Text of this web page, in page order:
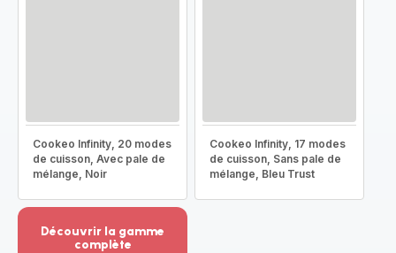
Cookeo Infinity, 20 modes
de cuisson, Avec pale de
mélange, Noir
Cookeo Infinity, 17 modes
de cuisson, Sans pale de
mélange, Bleu Trust
Découvrir la gamme
complète